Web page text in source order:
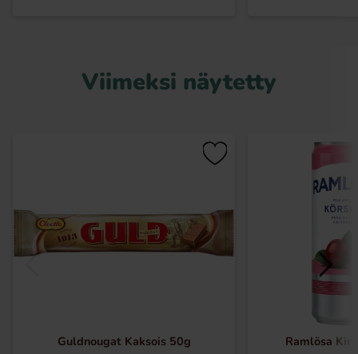
Viimeksi näytetty
Guldnougat Kaksois 50g Ramlösa